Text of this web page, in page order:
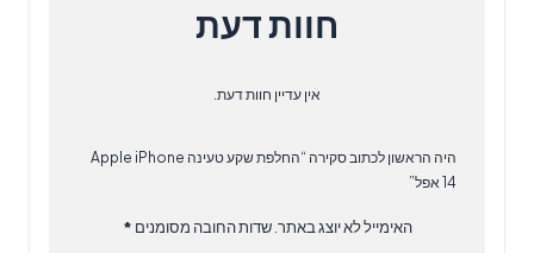
חוות דעת
אין עדיין חוות דעת.
היה הראשון לכתוב סקירה “‏החלפת שקע טעינה Apple iPhone
14 אפל”
האימייל לא יוצג באתר. שדות החובה מסומנים *